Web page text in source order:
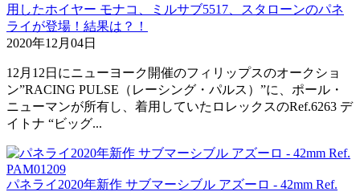
用したホイヤー モナコ、ミルサブ5517、スタローンのパネ
ライが登場！結果は？！
2020年12月04日
12月12日にニューヨーク開催のフィリップスのオークショ
ン”RACING PULSE（レーシング・パルス）”に、ポール・
ニューマンが所有し、着用していたロレックスのRef.6263 デ
イトナ “ビッグ...
パネライ2020年新作 サブマーシブル アズーロ - 42mm Ref.